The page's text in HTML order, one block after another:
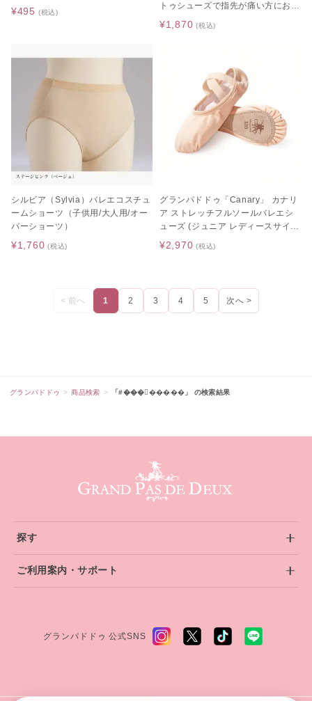
¥495 (税込)
トゥシューズで指先が痛い方におす
すめ
¥1,870 (税込)
シルビア（Sylvia）バレエコスチュ
ームショーツ（子供用/大人用/オー
バーショーツ）
¥1,760 (税込)
グランパドドゥ「Canary」 カナリ
ア ストレッチフルソールバレエシ
ューズ (ジュニア レディースサイズ
/ ストレッチバレエシューズ / ピン
¥2,970 (税込)
< 前へ 1 2 3 4 5 次へ >
グランパドドゥ 商品検索 「#���󥹥�����」 の検索結果
探す
ご利用案内・サポート
グランパドドゥ 公式SNS